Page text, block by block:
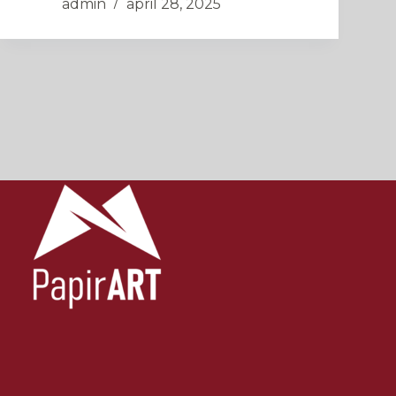
admin april 28, 2025